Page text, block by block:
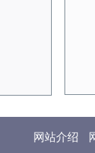
全国
、
网站介绍